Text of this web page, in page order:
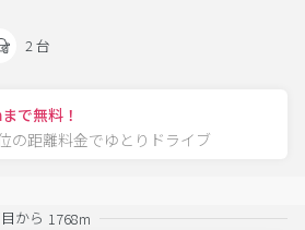
2 台
で無料！
の距離料金でゆとりドライブ
から 1768m